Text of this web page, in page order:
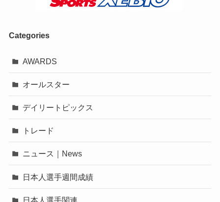
Categories
AWARDS
オールスター
デイリートピックス
トレード
ニュース｜News
日本人選手週間成績
日本人選手関連